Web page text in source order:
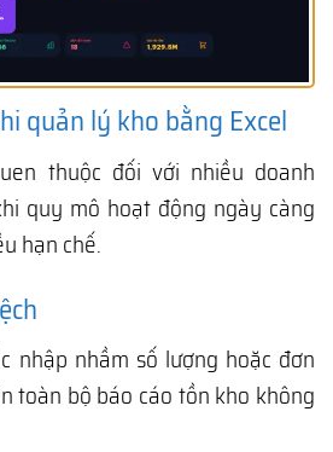
quản lý kho bằng Excel
thuộc đối với nhiều doanh
quy mô hoạt động ngày càng
hạn chế.
nhập nhầm số lượng hoặc đơn
toàn bộ báo cáo tồn kho không